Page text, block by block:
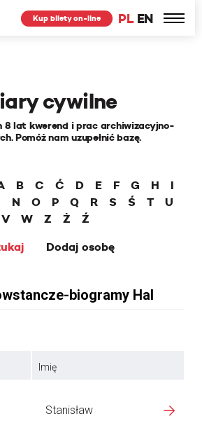
PL EN
Kup bilety on-line
cywilne
lat kwerend i prac archiwizacyjno-
Pomóż nam uzupełnić bazę.
B C Ć D E F G H
I
N O P Q R S Ś T
U
V
W Z Ż
Ź
Dodaj osobę
Imię
Stanisław